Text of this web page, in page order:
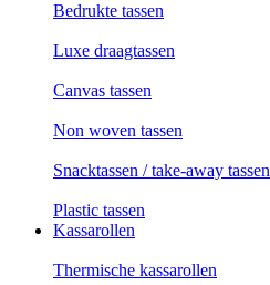
Bedrukte tassen
Luxe draagtassen
Canvas tassen
Non woven tassen
Snacktassen / take-away tassen
Plastic tassen
Kassarollen
Thermische kassarollen